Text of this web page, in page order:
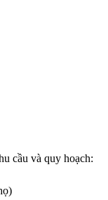
cầu và quy hoạch: